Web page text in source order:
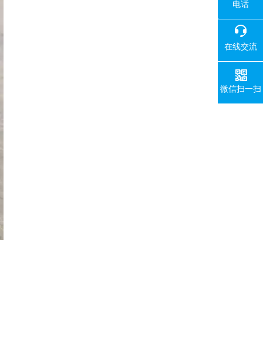
电话
在线交流
微信扫一扫